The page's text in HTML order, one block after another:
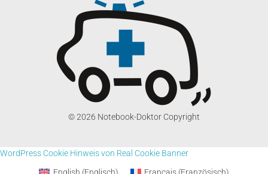
© 2026 Notebook-Doktor Copyright
WordPress Cookie Hinweis von Real Cookie Banner